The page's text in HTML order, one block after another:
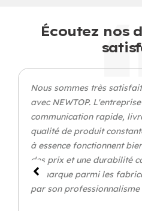
Écoutez nos
Nous sommes très
avec NEWTOP.
communication rapide,
qualité de produit
à essence fonctionnent
des prix et une durabilité
démarque parmi les
par son